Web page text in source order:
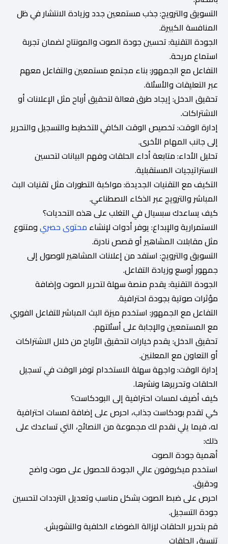
التسويق والترويج: جذب مستمعين جدد وزيادة الانتشار في ظل
المنافسة الكبيرة.
الجودة التقنية: تحسين جودة الصوت والمونتاج لضمان تجربة
استماع مريحة.
التفاعل مع الجمهور: بناء مجتمع مستمعين والتفاعل معهم
عبر التعليقات والأسئلة.
تحقيق الدخل: إيجاد طرق فعالة لتحقيق أرباح مثل الإعلانات أو
الاشتراكات.
إدارة الوقت: تخصيص الوقت الكافي للتخطيط والتسجيل والتحرير
إلى جانب المهام الأخرى.
تحليل الأداء: متابعة أداء الحلقات وفهم البيانات لتحسين
الاستراتيجيات المستقبلية.
التكيف مع التقنيات الجديدة: مواكبة التطورات مثل تقنيات البث
المباشر والترويج عبر الذكاء الاصطناعي.
كيف يساعدك سبسيال في التغلب على هذه التحديات؟
الاستمرارية والإبداع: يوفر أدوات لإنشاء محتوى حصريومتنوع
مثل مقابلات المشاهير أو قصص نادرة.
التسويق والترويج: استفد من إعلانات المشاهير للوصول إلى
جمهور أوسع وزيادة التفاعل.
الجودة التقنية: يقدم منصة سهلة لتحرير الصوت وإضافة
مؤثرات صوتية بجودة احترافية.
التفاعل مع الجمهور: استخدم ميزة البث المباشر للتفاعل الفوري
مع المستمعين والإجابة على أسئلتهم.
تحقيق الدخل: يقدم خيارات لتحقيق الأرباح من خلال الاشتراكات
أو التعاون مع المعلنين.
إدارة الوقت: واجهة سهلة الاستخدام توفر الوقت في تسجيل
الحلقات وتحريرها ونشرها.
كيف أضيف لمسات احترافية إلى البودكاست؟
كي تقدم بودكاست جذاب، احرص على إضافة لمسات احترافية
له، فيما يلي نقدم لك مجموعة من النصائح، التي تساعدك على
ذلك:
أهمية جودة الصوت
استخدم ميكروفون عالي الجودة للحصول على صوت واضح
ودقيق.
احرص على ضبط الصوت بشكل مناسب وتعديل الترددات لتحسين
جودة التسجيل.
قم بتحرير الحلقات لإزالة الضوضاء الخلفية والتشويش.
تنسيق الحلقات